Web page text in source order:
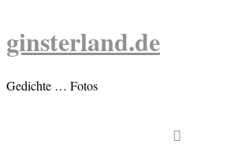
content
ginsterland.de
Gedichte … Fotos